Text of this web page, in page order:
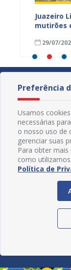
Juazeiro
mutirões
29/07/
Preferência
Usamos
necessárias
o nosso uso de
gerenciar suas
Para obter
como
Política de